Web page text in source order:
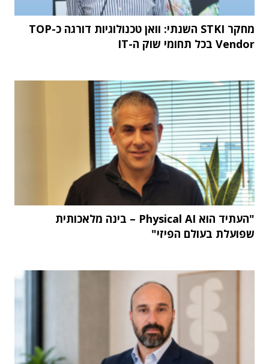
מחקר STKI השנתי: וואן טכנולוגיות דורגה כ-TOP
Vendor בכל תחומי שוק ה-IT
"העתיד הוא Physical AI – בינה מלאכותית
שפועלת בעולם הפיזי"